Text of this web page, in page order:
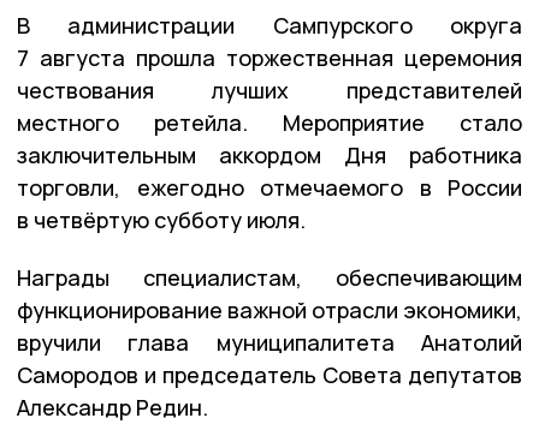
В администрации Сампурского округа
7 августа прошла торжественная церемония
чествования лучших представителей
местного ретейла. Мероприятие стало
заключительным аккордом Дня работника
торговли, ежегодно отмечаемого в России
в четвёртую субботу июля.
Награды специалистам, обеспечивающим
функционирование важной отрасли экономики,
вручили глава муниципалитета Анатолий
Самородов и председатель Совета депутатов
Александр Редин.